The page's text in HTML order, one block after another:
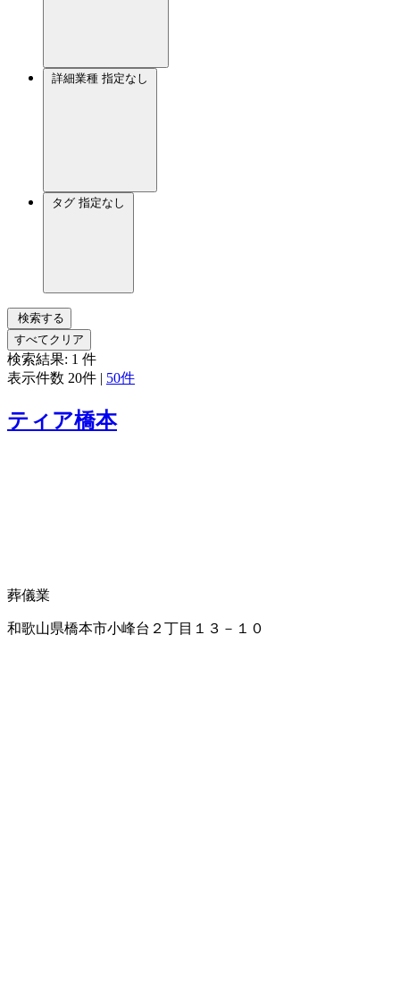
詳細業種 指定なし
タグ 指定なし
検索する
すべてクリア
検索結果: 1 件
表示件数 20件 | 50件
ティア橋本
葬儀業
和歌山県橋本市小峰台２丁目１３－１０